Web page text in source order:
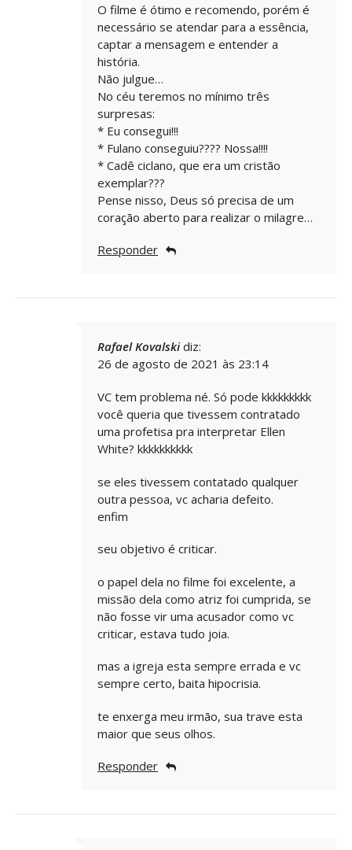
O filme é ótimo e recomendo, porém é
necessário se atendar para a essência,
captar a mensagem e entender a
história.
Não julgue…
No céu teremos no mínimo três
surpresas:
* Eu consegui!!!
* Fulano conseguiu???? Nossa!!!!
* Cadê ciclano, que era um cristão
exemplar???
Pense nisso, Deus só precisa de um
coração aberto para realizar o milagre…
Responder
Rafael Kovalski diz:
26 de agosto de 2021 às 23:14
VC tem problema né. Só pode kkkkkkkkk
você queria que tivessem contratado
uma profetisa pra interpretar Ellen
White? kkkkkkkkkk
se eles tivessem contatado qualquer
outra pessoa, vc acharia defeito.
enfim
seu objetivo é criticar.
o papel dela no filme foi excelente, a
missão dela como atriz foi cumprida, se
não fosse vir uma acusador como vc
criticar, estava tudo joia.
mas a igreja esta sempre errada e vc
sempre certo, baita hipocrisia.
te enxerga meu irmão, sua trave esta
maior que seus olhos.
Responder